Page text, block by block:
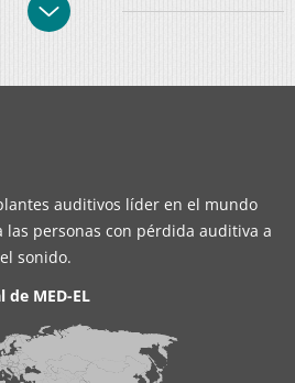
auditivos líder en el mundo
personas con pérdida auditiva a
sonido.
de MED-EL